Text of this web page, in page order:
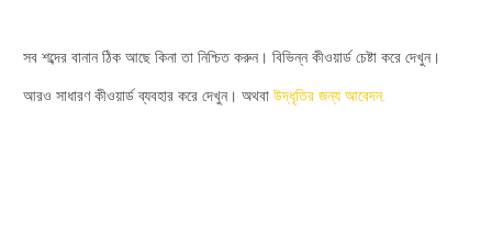
গুণমান
সব শব্দের বানান ঠিক আছে কিনা তা নিশ্চিত করুন। বিভিন্ন কীওয়ার্ড চেষ্টা করে দেখুন।
আরও সাধারণ কীওয়ার্ড ব্যবহার করে দেখুন। অথবা উদ্ধৃতির জন্য আবেদন.